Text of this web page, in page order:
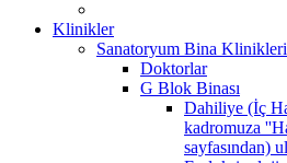
Klinikler
Sanatoryum Bina
Doktorlar
G Blok Binası
Dahiliye (İç
kadromuza
sayfasından)